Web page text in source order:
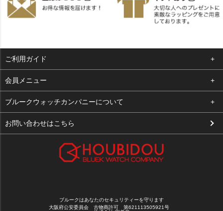
ご利用ガイド
よくある質問
支払い・送料
お客様の声
会員メニュー
ログイン
お気に入り
ブルークウォッチカンパニーについて
会社概要
お問い合わせはこちら
ブルークはあなたのセキュリティーを守ります
大阪府公安委員会 古物商許可 第621113505921号